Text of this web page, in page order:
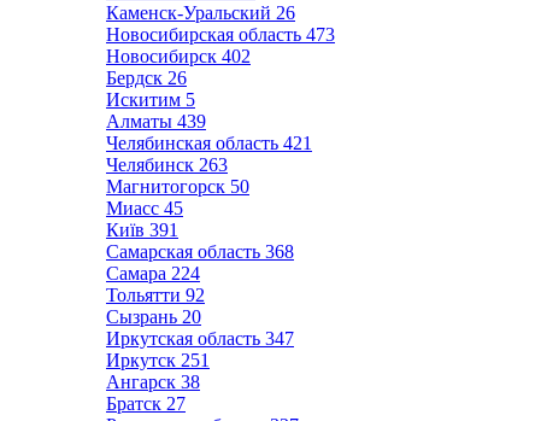
Каменск-Уральский 26
Новосибирская область 473
Новосибирск 402
Бердск 26
Искитим 5
Алматы 439
Челябинская область 421
Челябинск 263
Магнитогорск 50
Миасс 45
Київ 391
Самарская область 368
Самара 224
Тольятти 92
Сызрань 20
Иркутская область 347
Иркутск 251
Ангарск 38
Братск 27